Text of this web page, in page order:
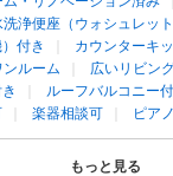
洗浄便座（ウォシュレッ
付き
カウンターキ
ンルーム
広いリビン
ルーフバルコニー
楽器相談可 ピア
もっと見る